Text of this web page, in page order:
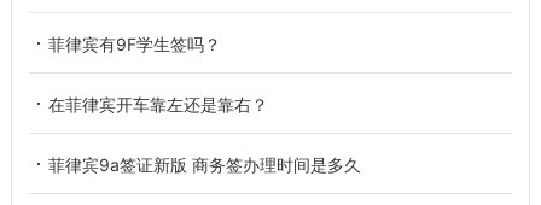
菲律宾有9F学生签吗？
在菲律宾开车靠左还是靠右？
菲律宾9a签证新版 商务签办理时间是多久